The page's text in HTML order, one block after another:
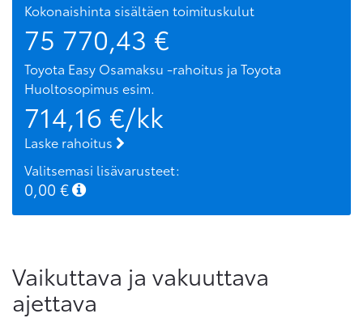
Kokonaishinta sisältäen toimituskulut
75 770,43 €
Toyota Easy Osamaksu -rahoitus ja Toyota
Huoltosopimus esim.
714,16 €/kk
Laske rahoitus
Valitsemasi lisävarusteet:
0,00 €
Vaikuttava ja vakuuttava
ajettava